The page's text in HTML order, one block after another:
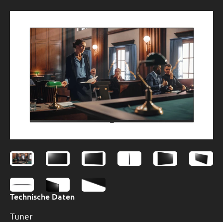
Technische Daten
Tuner